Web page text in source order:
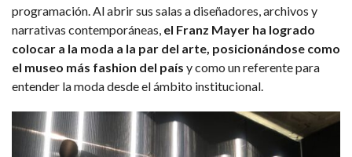
programación. Al abrir sus salas a diseñadores, archivos y
narrativas contemporáneas, el Franz Mayer ha logrado
colocar a la moda a la par del arte, posicionándose como
el museo más fashion del país y como un referente para
entender la moda desde el ámbito institucional.